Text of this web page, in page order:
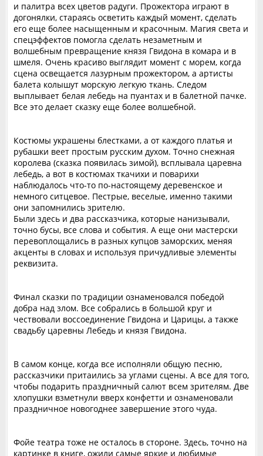
и палитра всех цветов радуги. Прожектора играют в
догонялки, стараясь осветить каждый момент, сделать
его еще более насыщенным и красочным. Магия света и
спецэффектов помогла сделать незаметным и
волшебным превращение князя Гвидона в комара и в
шмеля. Очень красиво выглядит момент с морем, когда
сцена освещается лазурным прожектором, а артисты
балета колышут морскую легкую ткань. Следом
выплывает белая лебедь на пуантах и в балетной пачке.
Все это делает сказку еще более волшебной.
‎Костюмы украшены блестками, а от каждого платья и
рубашки веет простым русским духом. Точно снежная
королева (сказка появилась зимой), всплывала царевна
лебедь, а вот в костюмах ткачихи и поварихи
наблюдалось что-то по-настоящему деревенское и
немного ситцевое. ‎Пестрые, веселые, именно такими
они запомнились зрителю.
‎Были здесь и два рассказчика, которые нанизывали,
точно бусы, все слова и события. А еще они мастерски
перевоплощались в разных купцов заморских, меняя
акценты в словах и используя причудливые элементы
реквизита.
‎Финал сказки по традиции ознаменовался победой
добра над злом. Все собрались в большой круг и
чествовали воссоединение Гвидона и Царицы, а также
свадьбу царевны Лебедь и князя Гвидона.
‎В самом конце, когда все исполняли общую песню,
рассказчики притаились за углами сцены. А все для того,
чтобы подарить праздничный салют всем зрителям. Две
хлопушки взметнули вверх конфетти и ознаменовали
праздничное новогоднее завершение этого чуда.
Фойе театра тоже не осталось в стороне. Здесь, точно на
картинке в книге, ожили самые яркие и любимые